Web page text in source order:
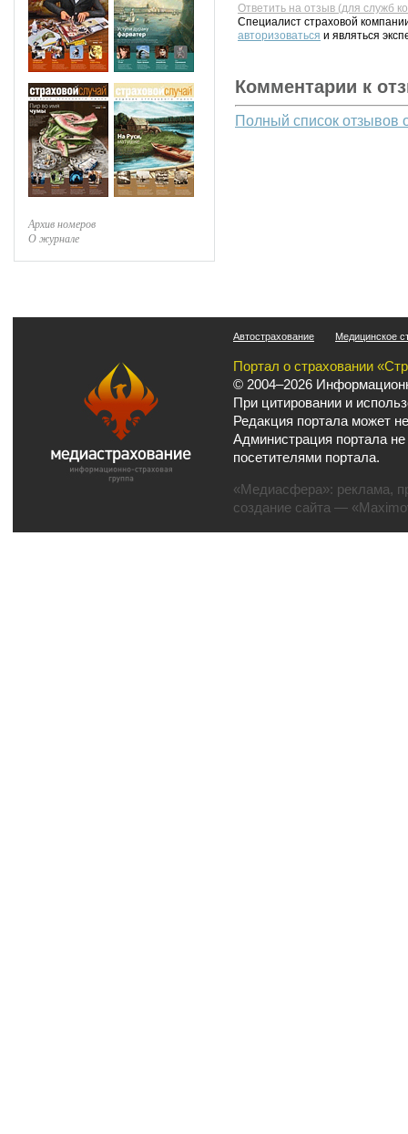
Архив номеров
О журнале
Ответить на отзыв (для служб
Специалист страховой
авторизоваться и являться
Комментарии к
Полный список отзывов
Автострахование Медицинское
Портал о страховании
© 2004–2026
При цитировании и
Редакция портала может
Администрация портала
посетителями портала.
«Медиасфера»: реклама,
создание сайта —